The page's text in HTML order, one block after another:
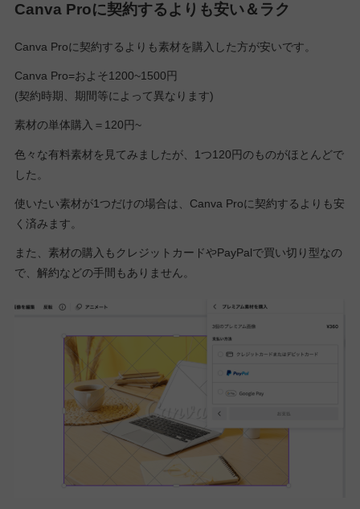
Canva Proに契約するよりも安い＆ラク
Canva Proに契約するよりも素材を購入した方が安いです。
Canva Pro=およそ1200~1500円
(契約時期、期間等によって異なります)
素材の単体購入＝120円~
色々な有料素材を見てみましたが、1つ120円のものがほとんどで
した。
使いたい素材が1つだけの場合は、Canva Proに契約するよりも安
く済みます。
また、素材の購入もクレジットカードやPayPalで買い切り型なの
で、解約などの手間もありません。